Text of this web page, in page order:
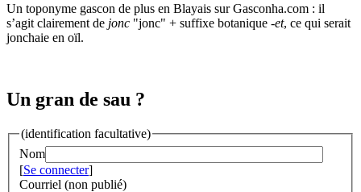
Un toponyme gascon de plus en Blayais sur Gasconha.com : il
s’agit clairement de jonc "jonc" + suffixe botanique -et, ce qui serait
jonchaie en oïl.
Un gran de sau ?
(identification facultative)
Nom
[Se connecter]
Courriel (non publié)